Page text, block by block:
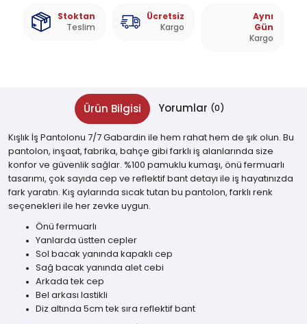
Stoktan
Teslim
Ücretsiz
Kargo
Aynı
Gün
Kargo
Ürün Bilgisi Yorumlar (0)
Kışlık İş Pantolonu 7/7 Gabardin ile hem rahat hem de şık olun. Bu
pantolon, inşaat, fabrika, bahçe gibi farklı iş alanlarında size
konfor ve güvenlik sağlar. %100 pamuklu kumaşı, önü fermuarlı
tasarımı, çok sayıda cep ve reflektif bant detayı ile iş hayatınızda
fark yaratın. Kış aylarında sıcak tutan bu pantolon, farklı renk
seçenekleri ile her zevke uygun.
Önü fermuarlı
Yanlarda üstten cepler
Sol bacak yanında kapaklı cep
Sağ bacak yanında alet cebi
Arkada tek cep
Bel arkası lastikli
Diz altında 5cm tek sıra reflektif bant